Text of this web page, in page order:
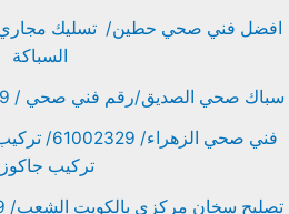
السباكة
سباك صحي الصديق/رقم فني صحي / 61002329/ فني سباك صحي
فني صحي
تركيب